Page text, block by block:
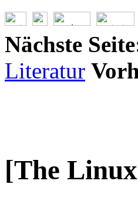
Nächste
Literatur
[The